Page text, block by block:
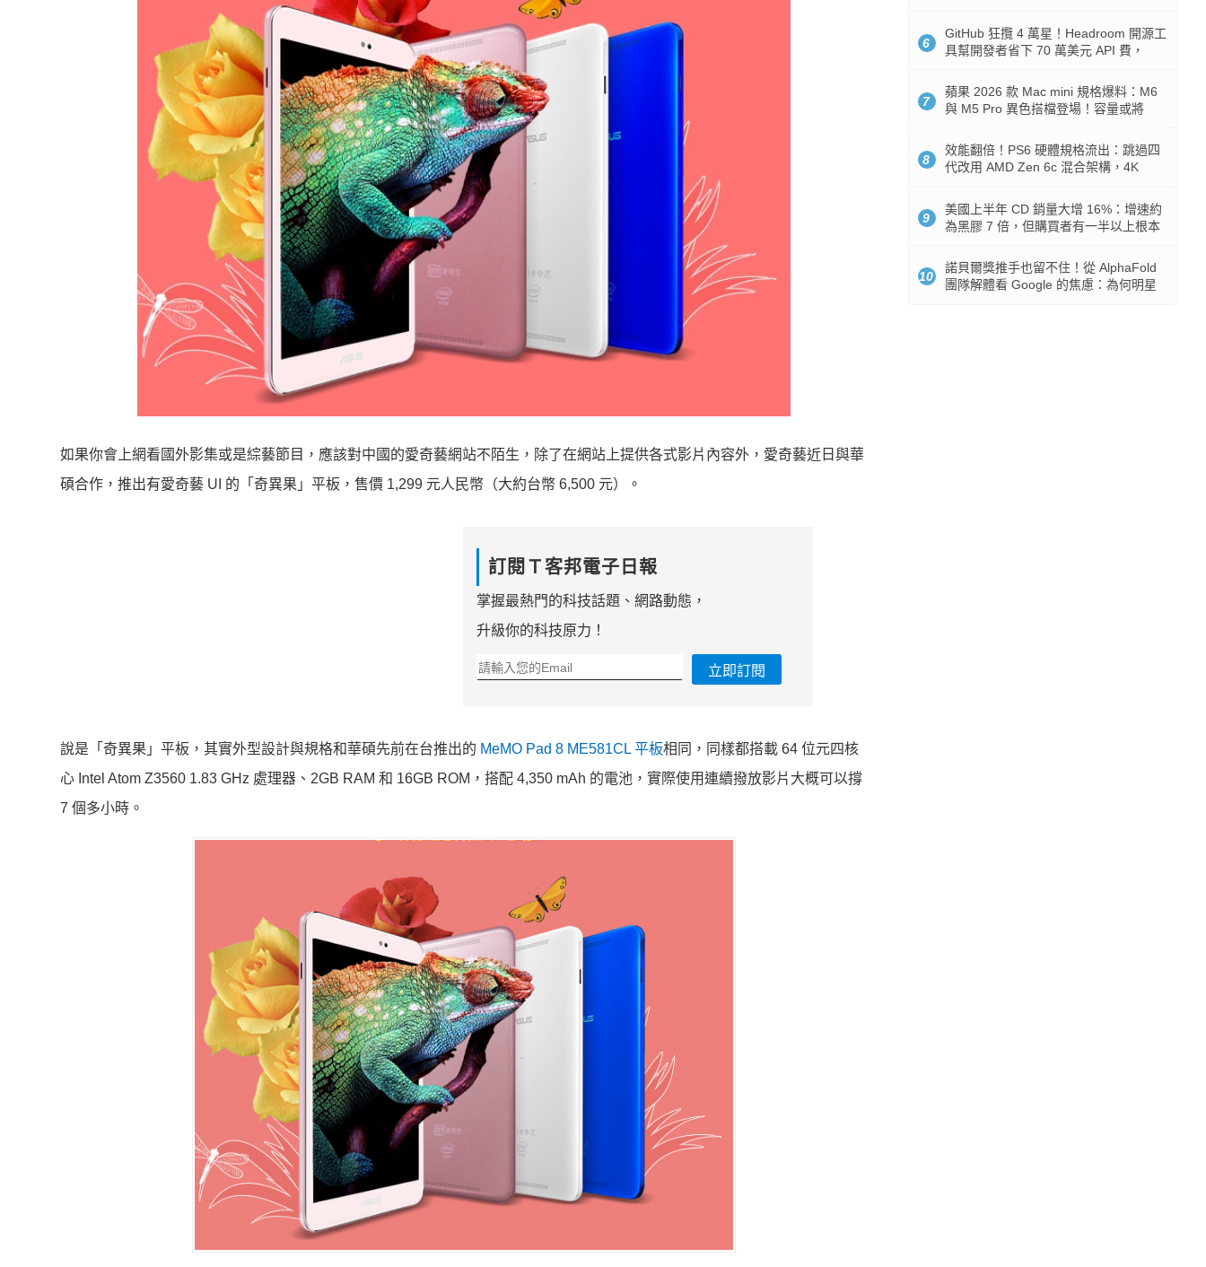
如果你會上網看國外影集或是綜藝節目，應該對中國的愛奇藝網站不陌生，除了在網站上提供各式影片內容外，愛奇藝近日與華
碩合作，推出有愛奇藝 UI 的「奇異果」平板，售價 1,299 元人民幣（大約台幣 6,500 元）。
訂閱Ｔ客邦電子日報
掌握最熱門的科技話題、網路動態，
升級你的科技原力！
立即訂閱
說是「奇異果」平板，其實外型設計與規格和華碩先前在台推出的 MeMO Pad 8 ME581CL 平板相同，同樣都搭載 64 位元四核
心 Intel Atom Z3560 1.83 GHz 處理器、2GB RAM 和 16GB ROM，搭配 4,350 mAh 的電池，實際使用連續撥放影片大概可以撐
7 個多小時。
6
GitHub 狂攬 4 萬星！Headroom 開源工
具幫開發者省下 70 萬美元 API 費，
7
蘋果 2026 款 Mac mini 規格爆料：M6
與 M5 Pro 異色搭檔登場！容量或將
8
效能翻倍！PS6 硬體規格流出：跳過四
代改用 AMD Zen 6c 混合架構，4K
9
美國上半年 CD 銷量大增 16%：增速約
為黑膠 7 倍，但購買者有一半以上根本
10
諾貝爾獎推手也留不住！從 AlphaFold
團隊解體看 Google 的焦慮：為何明星